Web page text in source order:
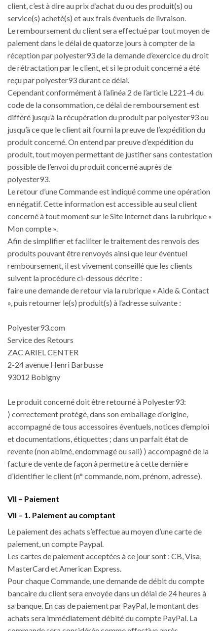
client, c’est à dire au prix d’achat du ou des produit(s) ou
service(s) acheté(s) et aux frais éventuels de livraison.
Le remboursement du client sera effectué par tout moyen de
paiement dans le délai de quatorze jours à compter de la
réception par polyester93 de la demande d’exercice du droit
de rétractation par le client, et si le produit concerné a été
reçu par polyester93 durant ce délai.
Cependant conformément à l’alinéa 2 de l’article L221-4 du
code de la consommation, ce délai de remboursement est
différé jusqu’à la récupération du produit par polyester93 ou
jusqu’à ce que le client ait fourni la preuve de l’expédition du
produit concerné. On entend par preuve d’expédition du
produit, tout moyen permettant de justifier sans contestation
possible de l’envoi du produit concerné auprès de
polyester93.
Le retour d’une Commande est indiqué comme une opération
en négatif. Cette information est accessible au seul client
concerné à tout moment sur le Site Internet dans la rubrique «
Mon compte ».
Afin de simplifier et faciliter le traitement des renvois des
produits pouvant être renvoyés ainsi que leur éventuel
remboursement, il est vivement conseillé que les clients
suivent la procédure ci-dessous décrite :
faire une demande de retour via la rubrique « Aide & Contact
», puis retourner le(s) produit(s) à l’adresse suivante :
Polyester93.com
Service des Retours
ZAC ARIEL CENTER
2-24 avenue Henri Barbusse
93012 Bobigny
Le produit concerné doit être retourné à Polyester93:
⟩ correctement protégé, dans son emballage d’origine,
accompagné de tous accessoires éventuels, notices d’emploi
et documentations, étiquettes ; dans un parfait état de
revente (non abîmé, endommagé ou sali) ⟩ accompagné de la
facture de vente de façon à permettre à cette dernière
d’identifier le client (n° commande, nom, prénom, adresse).
VII – Paiement
VII – 1. Paiement au comptant
Le paiement des achats s’effectue au moyen d’une carte de
paiement, un compte Paypal.
Les cartes de paiement acceptées à ce jour sont : CB, Visa,
MasterCard et American Express.
Pour chaque Commande, une demande de débit du compte
bancaire du client sera envoyée dans un délai de 24 heures à
sa banque. En cas de paiement par PayPal, le montant des
achats sera immédiatement débité du compte PayPal. La